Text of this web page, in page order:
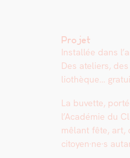
Projet
Instal­lée dans
Des ate­liers,
lio­thèque…
La buvette,
l’Académie du
mêlant fête, art,
citoyen·ne·s